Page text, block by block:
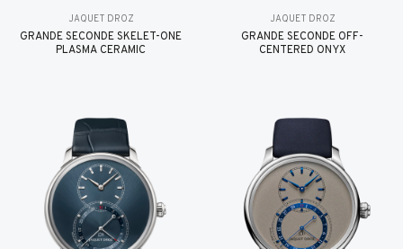
JAQUET DROZ
GRANDE SECONDE SKELET-ONE
PLASMA CERAMIC
JAQUET DROZ
GRANDE SECONDE OFF-
CENTERED ONYX